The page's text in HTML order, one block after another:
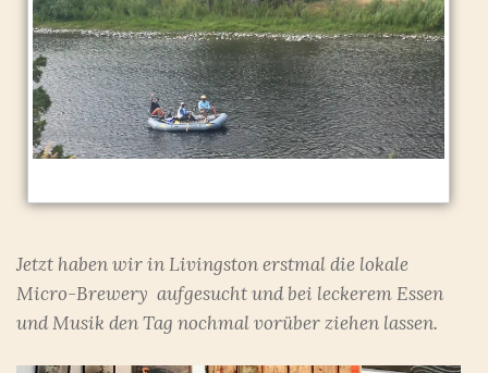
Jetzt haben wir in Livingston erstmal die lokale
Micro-Brewery aufgesucht und bei leckerem Essen
und Musik den Tag nochmal vorüber ziehen lassen.